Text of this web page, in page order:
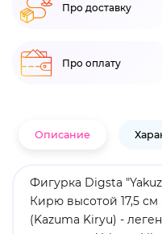
Про доставку
Про оплату
Описание
Фигурка Digsta
Кирю высотой 17,5
(Kazuma Kiryu) -